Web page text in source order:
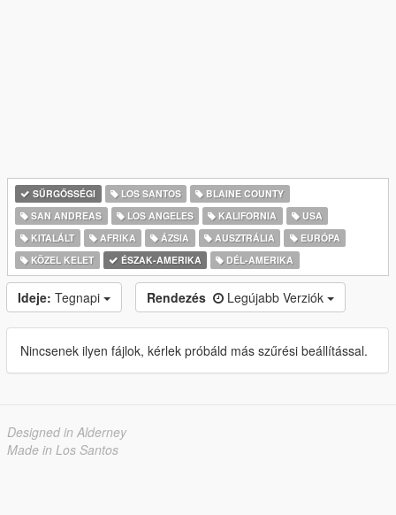
SŰRGŐSSÉGI LOS SANTOS
BLAINE COUNTY
SAN ANDREAS
LOS ANGELES KALIFORNIA
USA
KITALÁLT
AFRIKA ÁZSIA AUSZTRÁLIA
EURÓPA
KÖZEL KELET
ÉSZAK-AMERIKA DÉL-AMERIKA
Ideje: Tegnapi Rendezés Legújabb Verziók
Nincsenek ilyen fájlok, kérlek próbáld más szűrési beállítással.
Designed in Alderney
Made in Los Santos